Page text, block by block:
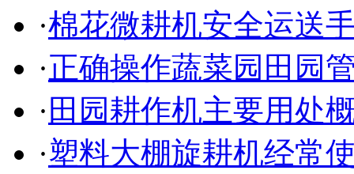
·棉花微耕机安全运送
·正确操作蔬菜园田园
· 田园耕作机主要用处
·塑料大棚旋耕机经常